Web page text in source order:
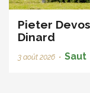
Pieter
Dinard
3 août 2026 • Saut